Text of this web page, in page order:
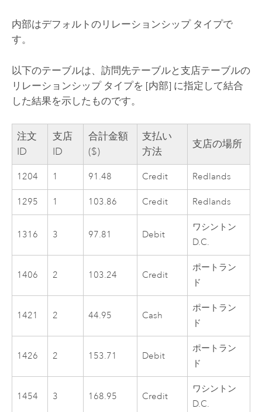
内部はデフォルトのリレーションシップ タイプで
す。
以下のテーブルは、訪問先テーブルと支店テーブルの
リレーションシップ タイプを [内部] に指定して結合
した結果を示したものです。
注文
ID
支店
ID
合計金額
($)
支払い
方法
支店の場所
1204 1 91.48 Credit Redlands
1295 1 103.86 Credit Redlands
1316 3 97.81 Debit
ワシントン
D.C.
1406 2 103.24 Credit
ポートラン
ド
1421 2 44.95 Cash
ポートラン
ド
1426 2 153.71 Debit
ポートラン
ド
1454 3 168.95 Credit
ワシントン
D.C.